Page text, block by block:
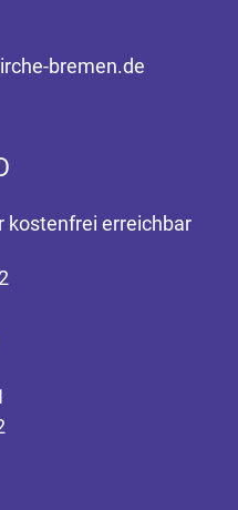
bremen.de
kostenfrei erreichbar